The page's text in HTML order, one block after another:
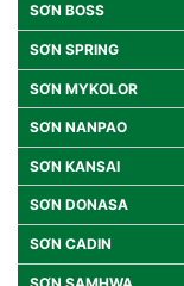
SƠN BOSS
SƠN SPRING
SƠN MYKOLOR
SƠN NANPAO
SƠN KANSAI
SƠN DONASA
SƠN CADIN